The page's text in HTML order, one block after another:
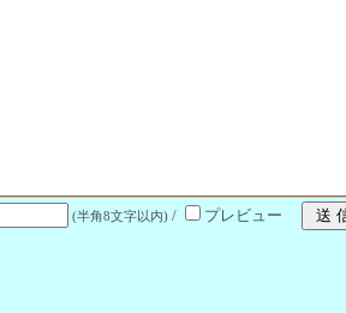
(半角8文字以内) / プレビュー